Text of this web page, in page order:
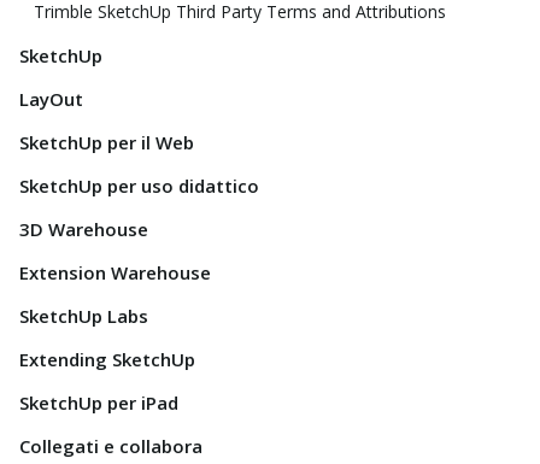
Trimble SketchUp Third Party Terms and Attributions
SketchUp
LayOut
SketchUp per il Web
SketchUp per uso didattico
3D Warehouse
Extension Warehouse
SketchUp Labs
Extending SketchUp
SketchUp per iPad
Collegati e collabora